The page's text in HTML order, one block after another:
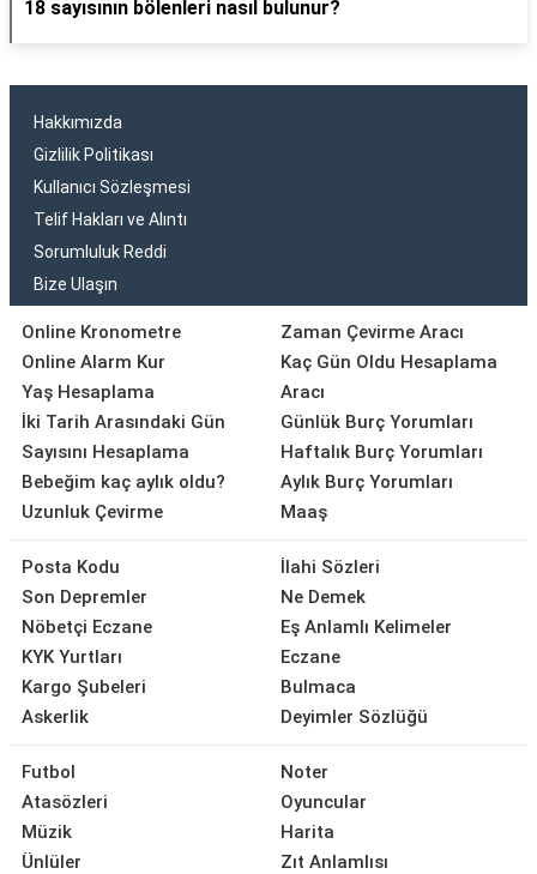
18 sayısının bölenleri nasıl bulunur?
Hakkımızda
Gizlilik Politikası
Kullanıcı Sözleşmesi
Telif Hakları ve Alıntı
Sorumluluk Reddi
Bize Ulaşın
Online Kronometre
Online Alarm Kur
Yaş Hesaplama
İki Tarih Arasındaki Gün
Sayısını Hesaplama
Bebeğim kaç aylık oldu?
Uzunluk Çevirme
Zaman Çevirme Aracı
Kaç Gün Oldu Hesaplama
Aracı
Günlük Burç Yorumları
Haftalık Burç Yorumları
Aylık Burç Yorumları
Maaş
Posta Kodu
Son Depremler
Nöbetçi Eczane
KYK Yurtları
Kargo Şubeleri
Askerlik
İlahi Sözleri
Ne Demek
Eş Anlamlı Kelimeler
Eczane
Bulmaca
Deyimler Sözlüğü
Futbol
Atasözleri
Müzik
Ünlüler
Noter
Oyuncular
Harita
Zıt Anlamlısı